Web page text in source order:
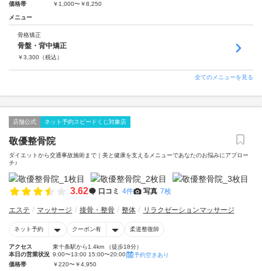
価格帯
￥1,000〜￥8,250
メニュー
骨格矯正
骨盤・背中矯正
￥3,300 （税込）
全てのメニューを見る
店舗公式 ネット予約スピードくじ対象店
敬優整骨院
ダイエットから交通事故施術まで｜美と健康を支えるメニューであなたのお悩みにアプロー
チ♪
3.62 口コミ 4件 写真 7枚
エステ マッサージ 接骨・整骨 整体 リラクゼーションマッサージ
ネット予約 クーポン有 柔道整復師
アクセス
東十条駅から1.4km （徒歩18分）
本日の営業状況 9:00〜13:00 15:00〜20:00
予約空きあり
価格帯
￥220〜￥4,950